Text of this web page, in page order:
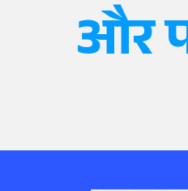
और